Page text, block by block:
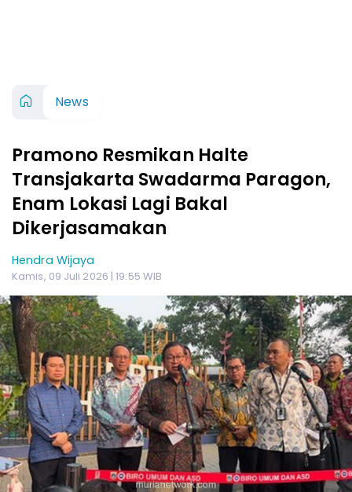
News
Pramono Resmikan Halte
Transjakarta Swadarma Paragon,
Enam Lokasi Lagi Bakal
Dikerjasamakan
Hendra Wijaya
Kamis, 09 Juli 2026 | 19:55 WIB